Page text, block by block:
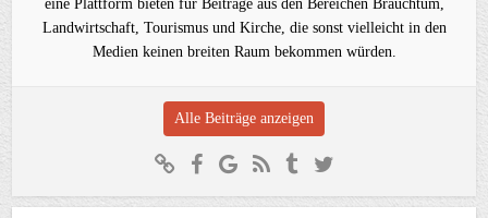
eine Plattform bieten für Beiträge aus den Bereichen Brauchtum,
Landwirtschaft, Tourismus und Kirche, die sonst vielleicht in den
Medien keinen breiten Raum bekommen würden.
Alle Beiträge anzeigen